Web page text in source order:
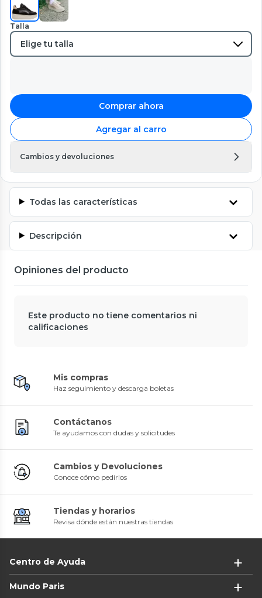
Talla
Comprar ahora
Agregar al carro
Cambios y devoluciones
Todas las características
Descripción
Opiniones del producto
Este producto no tiene comentarios ni
calificaciones
Mis compras
Haz seguimiento y descarga boletas
Contáctanos
Te ayudamos con dudas y solicitudes
Cambios y Devoluciones
Conoce cómo pedirlos
Tiendas y horarios
Revisa dónde están nuestras tiendas
Centro de Ayuda
Mundo Paris